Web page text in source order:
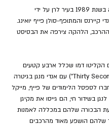
"ת'ראפי?" הוקמה בשנת 1989 בעיר לרן על ידי
קיירנס והמתופף-סולן פייף יואינג.
הלהקה צירפה את הבסיסט
1989 הם הקליטו דמו שכלל ארבע קטעים
("Thirty Seconds of Silence") עם אנדי מנגן בגיטרה
לספסל הלימודים של פייף, מייקל
בשידור חי, הם גייסו את מקיגן
הבכורה שלהם במכללה לאמנות
שלהם הושפע מאוד מהרכבים